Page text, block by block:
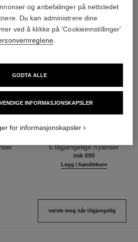
Krem-til-pudder Blush
5 tilgjengelige nyanser
nok 690
Legg i handlekurv
varsle meg når tilgjengelig
og anbefalinger på nettstedet
Du kan administrere dine
ved å klikke på 'Cookieinnstillinger'
.
INFORMASJONSKAPSLER
GODTA ALLE
for informasjonskapsler